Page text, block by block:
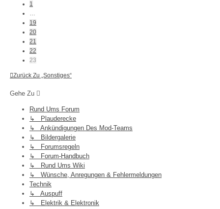
1
…
19
20
21
22
23
Zurück Zu „Sonstiges“
Gehe Zu
Rund Ums Forum
↳ Plauderecke
↳ Ankündigungen Des Mod-Teams
↳ Bildergalerie
↳ Forumsregeln
↳ Forum-Handbuch
↳ Rund Ums Wiki
↳ Wünsche, Anregungen & Fehlermeldungen
Technik
↳ Auspuff
↳ Elektrik & Elektronik